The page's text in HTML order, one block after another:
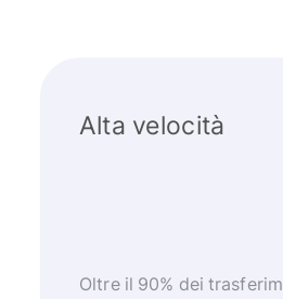
Alta velocità
Oltre il 90% dei